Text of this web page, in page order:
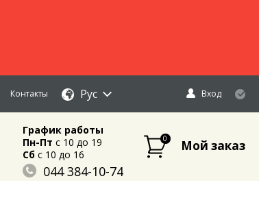
Контакты Рус Вход
График работы
Пн-Пт c 10 до 19
Сбc 10 до 16
044 384-10-74
0 Мой заказ